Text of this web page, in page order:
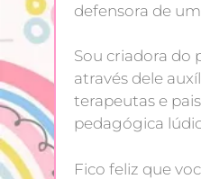
defensora de
Sou criadora do
através dele
terapeutas e
pedagógica
Fico feliz que